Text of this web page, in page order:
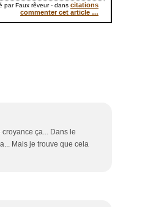
par Faux rêveur - dans citations
commenter cet article …
ça... Dans le
Mais je trouve que cela